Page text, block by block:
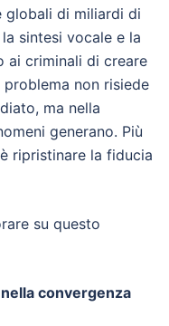
globali di miliardi di
sintesi vocale e la
ai criminali di creare
non risiede
ma nella
generano. Più
ripristinare la fiducia
su questo
convergenza